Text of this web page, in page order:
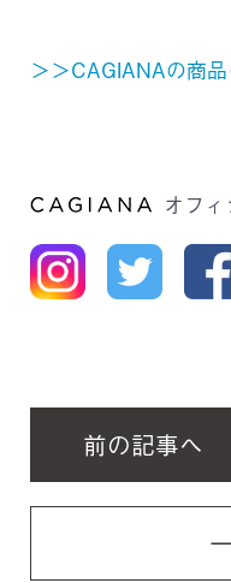
＞＞CAGIANAの商
オフ
前の記事へ